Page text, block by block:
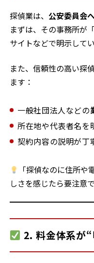
探偵業は、 公安委員会
まずは、その事務所が
サイトなどで明示して
また、信頼性の高い探
ます：
一般社団法人などの
所在地や代表者名を
契約内容の説明が丁
「探偵なのに住所
しさを感じたら要注意で
2. 料金体系が